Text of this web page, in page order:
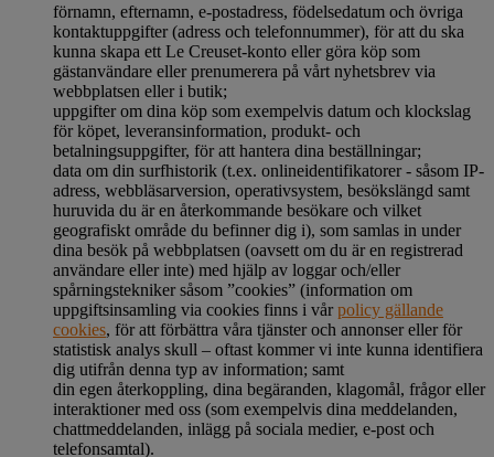
förnamn, efternamn, e-postadress, födelsedatum och övriga
kontaktuppgifter (adress och telefonnummer), för att du ska
kunna skapa ett Le Creuset-konto eller göra köp som
gästanvändare eller prenumerera på vårt nyhetsbrev via
webbplatsen eller i butik;
uppgifter om dina köp som exempelvis datum och klockslag
för köpet, leveransinformation, produkt- och
betalningsuppgifter, för att hantera dina beställningar;
data om din surfhistorik (t.ex. onlineidentifikatorer - såsom IP-
adress, webbläsarversion, operativsystem, besökslängd samt
huruvida du är en återkommande besökare och vilket
geografiskt område du befinner dig i), som samlas in under
dina besök på webbplatsen (oavsett om du är en registrerad
användare eller inte) med hjälp av loggar och/eller
spårningstekniker såsom ”cookies” (information om
uppgiftsinsamling via cookies finns i vårpolicy gällande
cookies, för att förbättra våra tjänster och annonser eller för
statistisk analys skull – oftast kommer vi inte kunna identifiera
dig utifrån denna typ av information; samt
din egen återkoppling, dina begäranden, klagomål, frågor eller
interaktioner med oss (som exempelvis dina meddelanden,
chattmeddelanden, inlägg på sociala medier, e-post och
telefonsamtal).